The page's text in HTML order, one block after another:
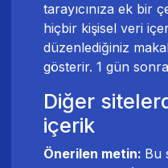
tarayıcınıza ek bir
hiçbir kişisel veri
düzenlediğiniz
gösterir. 1 gün
Diğer
içerik
Önerilen metin: Bu